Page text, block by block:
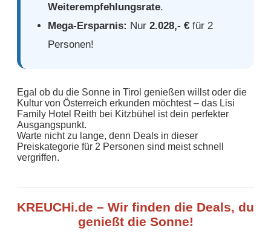
Weiterempfehlungsrate.
Mega-Ersparnis: Nur 2.028,- € für 2
Personen!
Egal ob du die Sonne in Tirol genießen willst oder die
Kultur von Österreich erkunden möchtest – das Lisi
Family Hotel Reith bei Kitzbühel ist dein perfekter
Ausgangspunkt.
Warte nicht zu lange, denn Deals in dieser
Preiskategorie für 2 Personen sind meist schnell
vergriffen.
KREUCHi.de – Wir finden die Deals, du
genießt die Sonne!